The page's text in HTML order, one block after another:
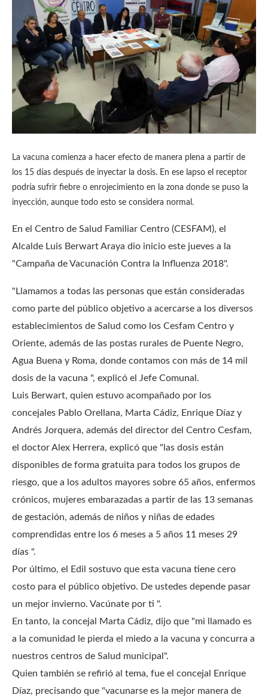
La vacuna comienza a hacer efecto de manera plena a partir de
los 15 días después de inyectar la dosis. En ese lapso el receptor
podría sufrir fiebre o enrojecimiento en la zona donde se puso la
inyección, aunque todo esto se considera normal.
En el Centro de Salud Familiar Centro (CESFAM), el
Alcalde Luis Berwart Araya dio inicio este jueves a la
"Campaña de Vacunación Contra la Influenza 2018".
"Llamamos a todas las personas que están consideradas
como parte del público objetivo a acercarse a los diversos
establecimientos de Salud como los Cesfam Centro y
Oriente, además de las postas rurales de Puente Negro,
Agua Buena y Roma, donde contamos con más de 14 mil
dosis de la vacuna ", explicó el Jefe Comunal.
Luis Berwart, quien estuvo acompañado por los
concejales Pablo Orellana, Marta Cádiz, Enrique Díaz y
Andrés Jorquera, además del director del Centro Cesfam,
el doctor Alex Herrera, explicó que "las dosis están
disponibles de forma gratuita para todos los grupos de
riesgo, que a los adultos mayores sobre 65 años, enfermos
crónicos, mujeres embarazadas a partir de las 13 semanas
de gestación, además de niños y niñas de edades
comprendidas entre los 6 meses a 5 años 11 meses 29
días ".
Por último, el Edil sostuvo que esta vacuna tiene cero
costo para el público objetivo. De ustedes depende pasar
un mejor invierno. Vacúnate por ti ".
En tanto, la concejal Marta Cádiz, dijo que "mi llamado es
a la comunidad le pierda el miedo a la vacuna y concurra a
nuestros centros de Salud municipal".
Quien también se refirió al tema, fue el concejal Enrique
Díaz, precisando que "vacunarse es la mejor manera de